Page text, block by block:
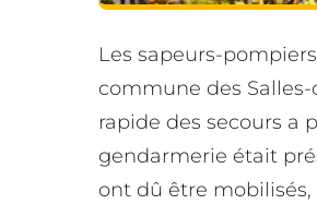
Les sapeurs-
commune des
rapide des secours a
gendarmerie était
ont dû être